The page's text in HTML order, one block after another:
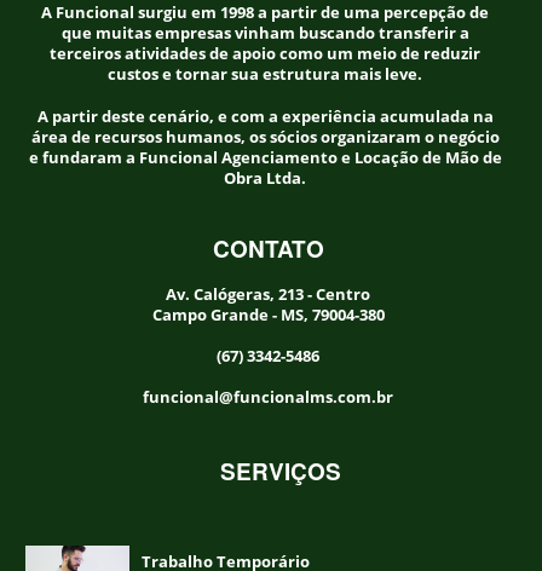
A Funcional surgiu em 1998 a partir de uma percepção de
que muitas empresas vinham buscando transferir a
terceiros atividades de apoio como um meio de reduzir
custos e tornar sua estrutura mais leve.
A partir deste cenário, e com a experiência acumulada na
área de recursos humanos, os sócios organizaram o negócio
e fundaram a Funcional Agenciamento e Locação de Mão de
Obra Ltda.
CONTATO
Av. Calógeras, 213 - Centro
Campo Grande - MS, 79004-380
(67) 3342-5486
funcional@funcionalms.com.br
SERVIÇOS
Trabalho Temporário